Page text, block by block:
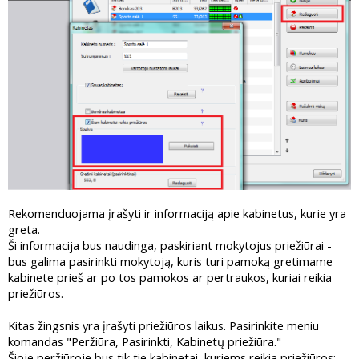
Rekomenduojama įrašyti ir informaciją apie kabinetus, kurie yra
greta.
Ši informacija bus naudinga, paskiriant mokytojus priežiūrai -
bus galima pasirinkti mokytoją, kuris turi pamoką gretimame
kabinete prieš ar po tos pamokos ar pertraukos, kuriai reikia
priežiūros.
Kitas žingsnis yra įrašyti priežiūros laikus. Pasirinkite meniu
komandas "Peržiūra, Pasirinkti, Kabinetų priežiūra."